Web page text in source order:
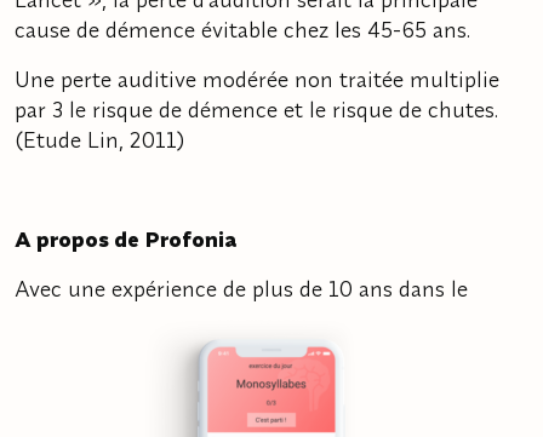
cause de démence évitable chez les 45-65 ans.
Une perte auditive modérée non traitée multiplie
par 3 le risque de démence et le risque de chutes.
(Etude Lin, 2011)
A propos de Profonia
Avec une expérience de plus de 10 ans dans le